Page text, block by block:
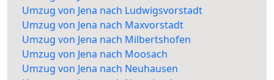
Umzug von Jena nach Ludwigsvorstadt
Umzug von Jena nach Maxvorstadt
Umzug von Jena nach Milbertshofen
Umzug von Jena nach Moosach
Umzug von Jena nach Neuhausen